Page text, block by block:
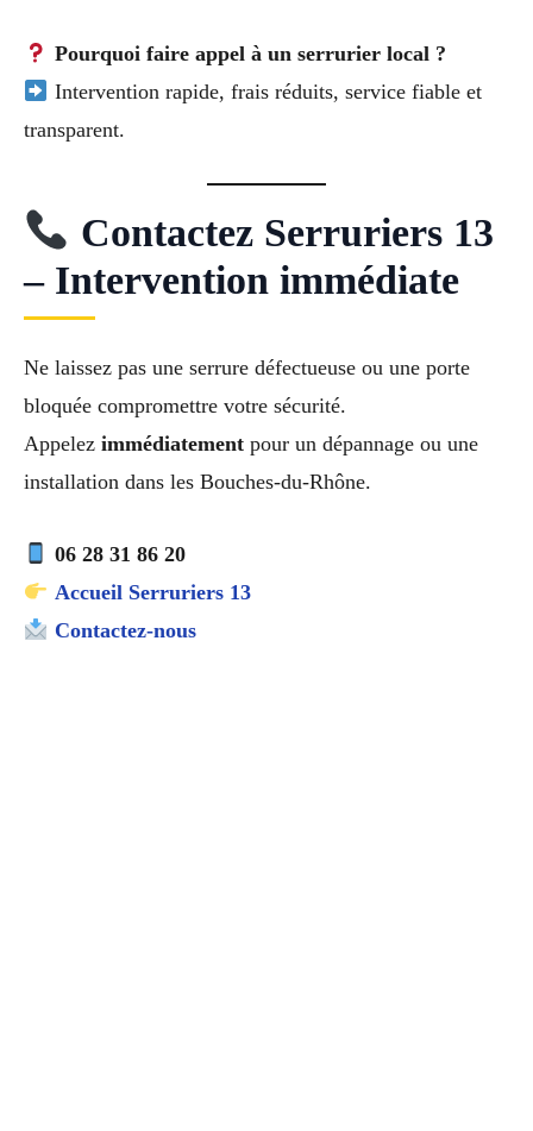
Pourquoi faire appel à un serrurier local ?
Intervention rapide, frais réduits, service fiable et
transparent.
Contactez Serruriers 13
– Intervention immédiate
Ne laissez pas une serrure défectueuse ou une porte
bloquée compromettre votre sécurité.
Appelez immédiatement pour un dépannage ou une
installation dans les Bouches‑du‑Rhône.
06 28 31 86 20
Accueil Serruriers 13
Contactez-nous